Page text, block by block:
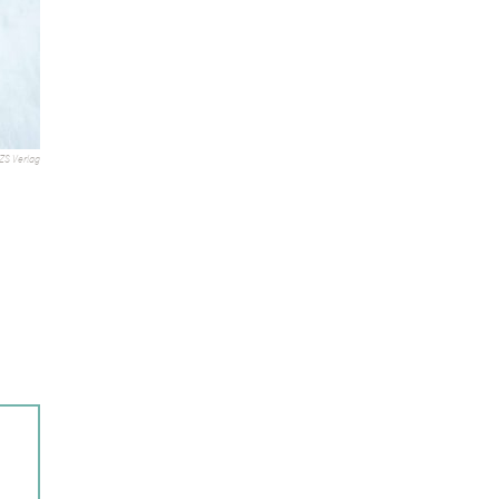
Verlag